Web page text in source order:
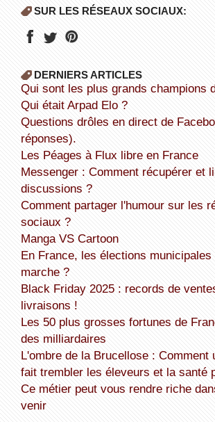
SUR LES RÉSEAUX SOCIAUX:
DERNIERS ARTICLES
Qui sont les plus grands champions
Qui était Arpad Elo ?
Questions drôles en direct de Facebook (avec les
réponses).
Les Péages à Flux libre en France
Messenger : Comment récupérer et lire toutes les
discussions ?
Comment partager l'humour sur les réseaux
sociaux ?
Manga VS Cartoon
En France, les élections municipales : comment ça
marche ?
Black Friday 2025 : records de ventes, chaos de
livraisons !
Les 50 plus grosses fortunes de France sont tous
des milliardaires
L'ombre de la Brucellose : Comment une bactérie
fait trembler les éleveurs et la santé
Ce métier peut vous rendre riche dans les années à
venir